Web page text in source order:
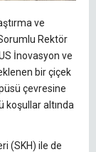
ve
Rektör
İnovasyon ve
bir çiçek
çevresine
koşullar altında
(SKH) ile de